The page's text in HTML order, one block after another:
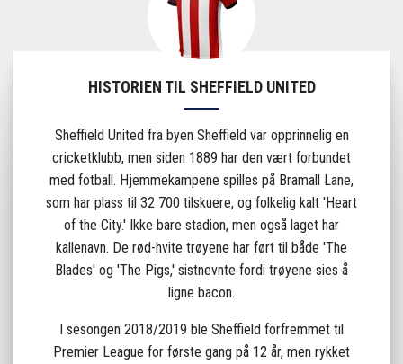
HISTORIEN TIL SHEFFIELD UNITED
Sheffield United fra byen Sheffield var opprinnelig en
cricketklubb, men siden 1889 har den vært forbundet
med fotball. Hjemmekampene spilles på Bramall Lane,
som har plass til 32 700 tilskuere, og folkelig kalt 'Heart
of the City.' Ikke bare stadion, men også laget har
kallenavn. De rød-hvite trøyene har ført til både 'The
Blades' og 'The Pigs,' sistnevnte fordi trøyene sies å
ligne bacon.
I sesongen 2018/2019 ble Sheffield forfremmet til
Premier League for første gang på 12 år, men rykket